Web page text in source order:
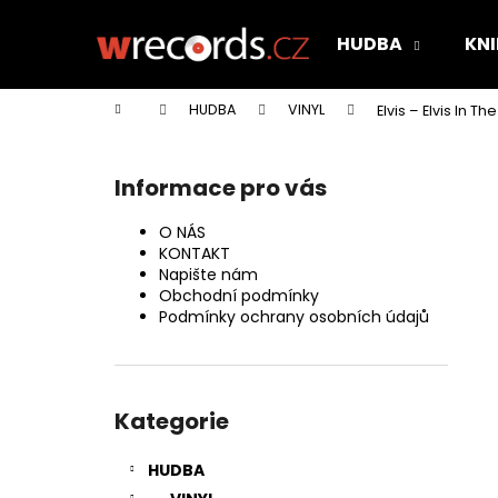
HUDBA
Domů HUDBA VINYL Elvis – Elvis In
Informace pro vás
O NÁS
KONTAKT
Napište nám
Obchodní podmínky
Podmínky ochrany osobních údajů
kategorie
Kategorie
HUDBA
í
Zpět
do
Zpět
do